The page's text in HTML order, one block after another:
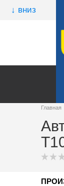
↓ вниз
Главная